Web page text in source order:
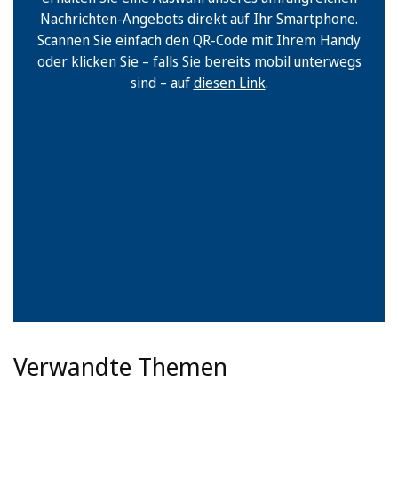
Nachrichten-Angebots direkt auf Ihr Smartphone.
Scannen Sie einfach den QR-Code mit Ihrem Handy
oder klicken Sie – falls Sie bereits mobil unterwegs
sind – aufdiesen Link.
Verwandte Themen